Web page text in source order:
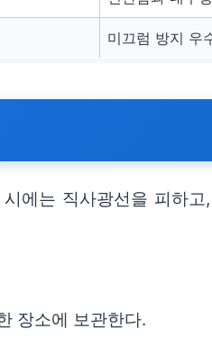
미끄럼 방지 우
에는 직사광선을 피하
장소에 보관한다.